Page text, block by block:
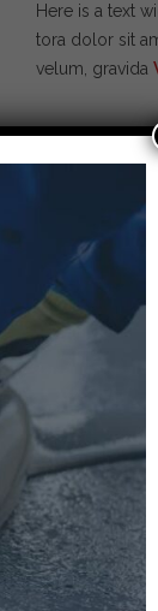
Here is a text
tora dolor sit
velum, gravida
CERTIFICATO
LINATE
PARCHEGGI E